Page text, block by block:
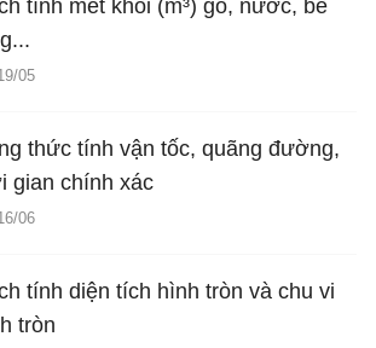
tính mét khối (m³) gỗ, nước, bê
05
thức tính vận tốc, quãng đường,
gian chính xác
06
tính diện tích hình tròn và chu vi
tròn